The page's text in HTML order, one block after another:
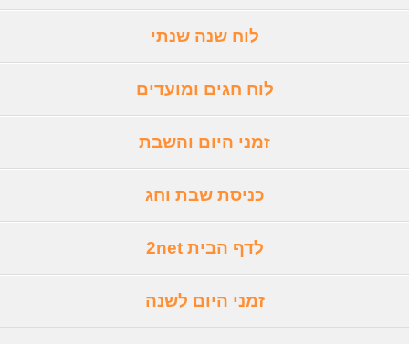
לוח שנה שנתי
לוח חגים ומועדים
זמני היום והשבת
כניסת שבת וחג
לדף הבית 2net
זמני היום לשנה